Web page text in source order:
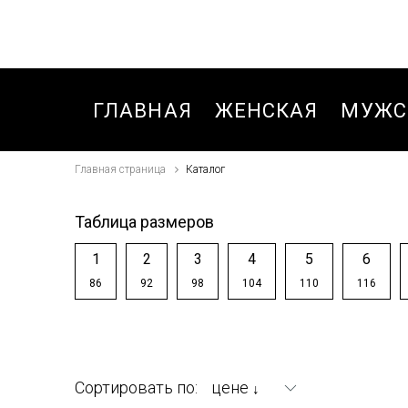
ГЛАВНАЯ ЖЕНСКАЯ
БЛУЗКИ,РУБАШКИ
БРЮКИ
СПОРТИВНЫЕ
ОСЕНЬ-ВЕСНА
БРЮКИ
ЗИМА
Главная страница Каталог
Таблица размеров
1
86
2
92
3
98
4
104
5
110
6
116
Сортировать по: цене ↓